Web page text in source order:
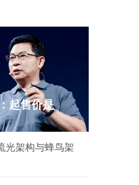
起售价是
光架构与蜂鸟架